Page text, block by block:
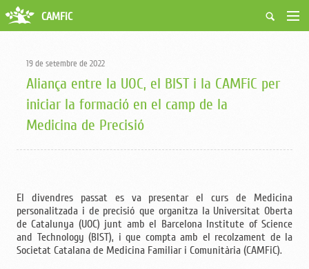
Qui som
Activitats
Borsa de treball
Ciutadans
CAMFiC
19 de setembre de 2022
Aliança entre la UOC, el BIST i la CAMFiC per
iniciar la formació en el camp de la
Medicina de Precisió
El divendres passat es va presentar el curs de Medicina
personalitzada i de precisió que organitza la Universitat Oberta
de Catalunya (UOC) junt amb el Barcelona Institute of Science
and Technology (BIST), i que compta amb el recolzament de la
Societat Catalana de Medicina Familiar i Comunitària (CAMFiC).